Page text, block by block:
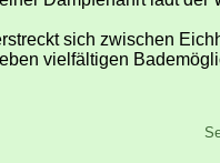
sich zwischen
vielfältigen